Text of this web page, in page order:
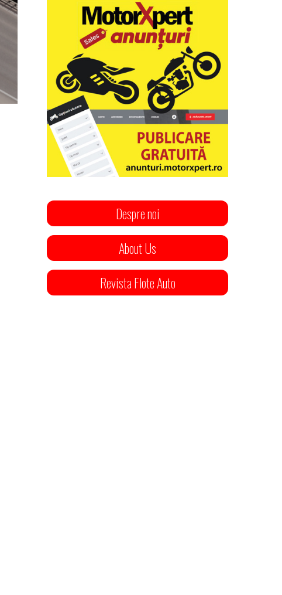
Despre noi
About Us
Revista Flote Auto